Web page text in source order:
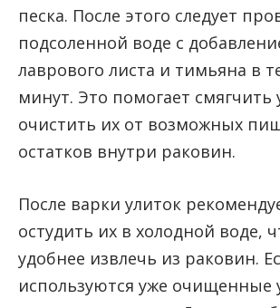
песка. После этого следует
подсоленной воде с
лаврового листа и тимьяна в
минут. Это помогает смягчить
очистить их от возможных
остатков внутри раковин.
После варки улиток
остудить их в холодной воде,
удобнее извлечь из раковин.
используются уже очищенные